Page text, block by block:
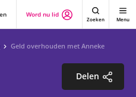
Word nu lid
Zoeken Menu
Geld overhouden met Anneke
Delen